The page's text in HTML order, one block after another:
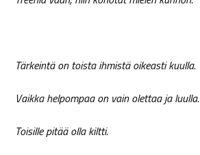
Tärkeintä on toista ihmistä oikeasti kuulla.
Vaikka helpompaa on vain olettaa ja luulla.
Toisille pitää olla kiltti.